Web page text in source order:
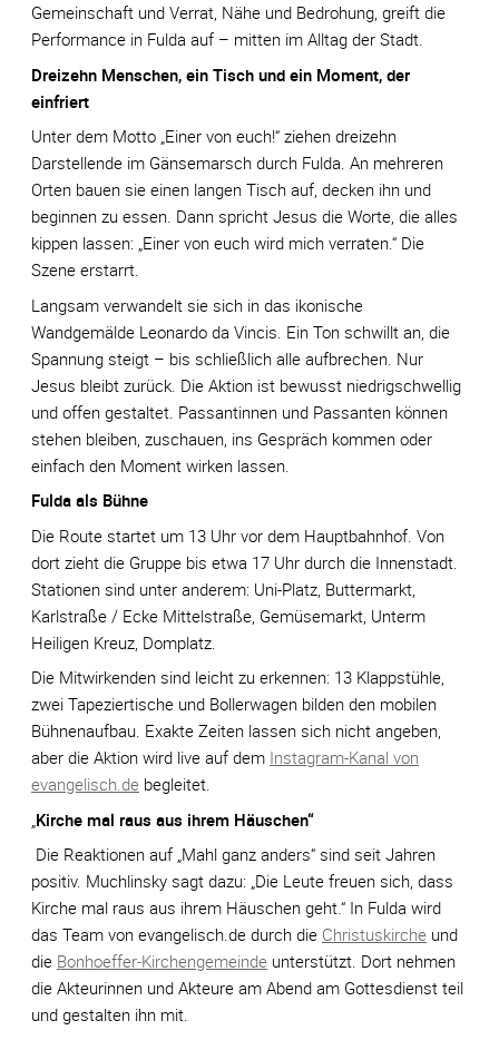
Gemeinschaft und Verrat, Nähe und Bedrohung, greift die
Performance in Fulda auf – mitten im Alltag der Stadt.
Dreizehn Menschen, ein Tisch und ein Moment, der
einfriert
Unter dem Motto „Einer von euch!“ ziehen dreizehn
Darstellende im Gänsemarsch durch Fulda. An mehreren
Orten bauen sie einen langen Tisch auf, decken ihn und
beginnen zu essen. Dann spricht Jesus die Worte, die alles
kippen lassen: „Einer von euch wird mich verraten.“ Die
Szene erstarrt.
Langsam verwandelt sie sich in das ikonische
Wandgemälde Leonardo da Vincis. Ein Ton schwillt an, die
Spannung steigt – bis schließlich alle aufbrechen. Nur
Jesus bleibt zurück. Die Aktion ist bewusst niedrigschwellig
und offen gestaltet. Passantinnen und Passanten können
stehen bleiben, zuschauen, ins Gespräch kommen oder
einfach den Moment wirken lassen.
Fulda als Bühne
Die Route startet um 13 Uhr vor dem Hauptbahnhof. Von
dort zieht die Gruppe bis etwa 17 Uhr durch die Innenstadt.
Stationen sind unter anderem: Uni-Platz, Buttermarkt,
Karlstraße / Ecke Mittelstraße, Gemüsemarkt, Unterm
Heiligen Kreuz, Domplatz.
Die Mitwirkenden sind leicht zu erkennen: 13 Klappstühle,
zwei Tapeziertische und Bollerwagen bilden den mobilen
Bühnenaufbau. Exakte Zeiten lassen sich nicht angeben,
aber die Aktion wird live auf dem Instagram-Kanal von
evangelisch.de begleitet.
Kirche mal raus aus ihrem Häuschen“
Die Reaktionen auf „Mahl ganz anders“ sind seit Jahren
positiv. Muchlinsky sagt dazu: „Die Leute freuen sich, dass
Kirche mal raus aus ihrem Häuschen geht.“ In Fulda wird
das Team von evangelisch.de durch die Christuskirche und
die Bonhoeffer-Kirchengemeinde unterstützt. Dort nehmen
die Akteurinnen und Akteure am Abend am Gottesdienst teil
und gestalten ihn mit.